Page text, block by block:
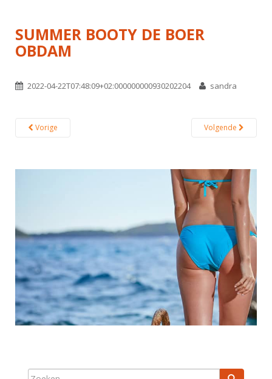
SUMMER BOOTY DE BOER
OBDAM
2022-04-22T07:48:09+02:000000000930202204 sandra
Vorige Volgende